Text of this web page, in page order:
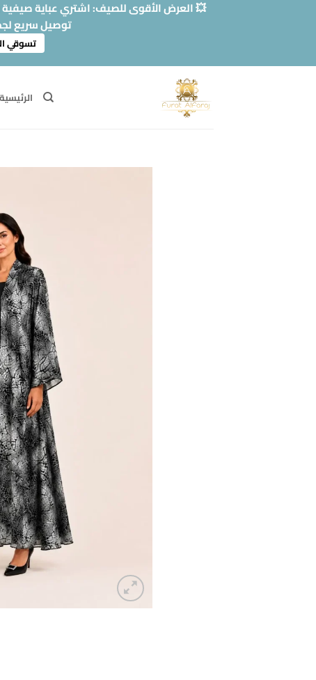
💥 العرض الأقوى للصيف: اشتري عباية صيفية
توصيل سريع
تسوقي
الرئيسية